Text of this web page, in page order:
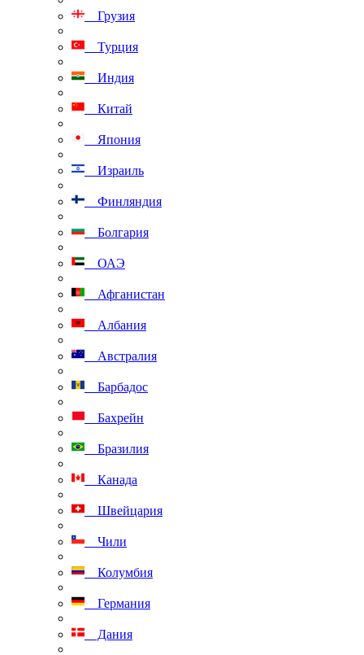
Грузия
Турция
Индия
Китай
Япония
Израиль
Финляндия
Болгария
ОАЭ
Афганистан
Албания
Австралия
Барбадос
Бахрейн
Бразилия
Канада
Швейцария
Чили
Колумбия
Германия
Дания